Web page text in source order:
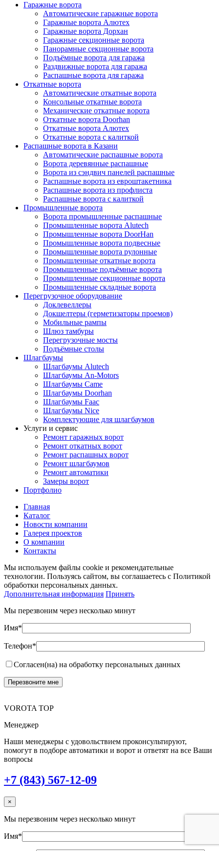
Гаражные ворота
Автоматические гаражные ворота
Гаражные ворота Алютех
Гаражные ворота Дорхан
Гаражные секционные ворота
Панорамные секционные ворота
Подъёмные ворота для гаража
Раздвижные ворота для гаража
Распашные ворота для гаража
Откатные ворота
Автоматические откатные ворота
Консольные откатные ворота
Механические откатные ворота
Откатные ворота Doorhan
Откатные ворота Алютех
Откатные ворота с калиткой
Распашные ворота в Казани
Автоматические распашные ворота
Ворота деревянные распашные
Ворота из сэндвич панелей распашные
Распашные ворота из евроштакетника
Распашные ворота из профлиста
Распашные ворота с калиткой
Промышленные ворота
Ворота промышленные распашные
Промышленные ворота Alutech
Промышленные ворота DoorHan
Промышленные ворота подвесные
Промышленные ворота рулонные
Промышленные откатные ворота
Промышленные подъёмные ворота
Промышленные секционные ворота
Промышленные складные ворота
Перегрузочное оборудование
Доклевеллеры
Докшелтеры (герметизаторы проемов)
Мобильные рампы
Шлюз тамбуры
Перегрузочные мосты
Подъёмные столы
Шлагбаумы
Шлагбаумы Alutech
Шлагбаумы An-Motors
Шлагбаумы Came
Шлагбаумы Doorhan
Шлагбаумы Faac
Шлагбаумы Nice
Комплектующие для шлагбаумов
Услуги и сервис
Ремонт гаражных ворот
Ремонт откатных ворот
Ремонт распашных ворот
Ремонт шлагбаумов
Ремонт автоматики
Замеры ворот
Портфолио
Главная
Каталог
Новости компании
Галерея проектов
О компании
Контакты
Мы используем файлы cookie и рекомендательные
технологии. Пользуясь сайтом, вы соглашаетесь с Политикой
обработки персональных данных.
Дополнительная информация Принять
Мы перезвоним через несколько минут
Имя*
Телефон*
Согласен(на) на обработку персональных данных
VOROTA TOP
Менеджер
Наши менеджеры с удовольствием проконсультируют,
помогут в подборе автоматики и ворот и ответят на все Ваши
вопросы
+7 (843) 567-12-09
×
Мы перезвоним через несколько минут
Имя*